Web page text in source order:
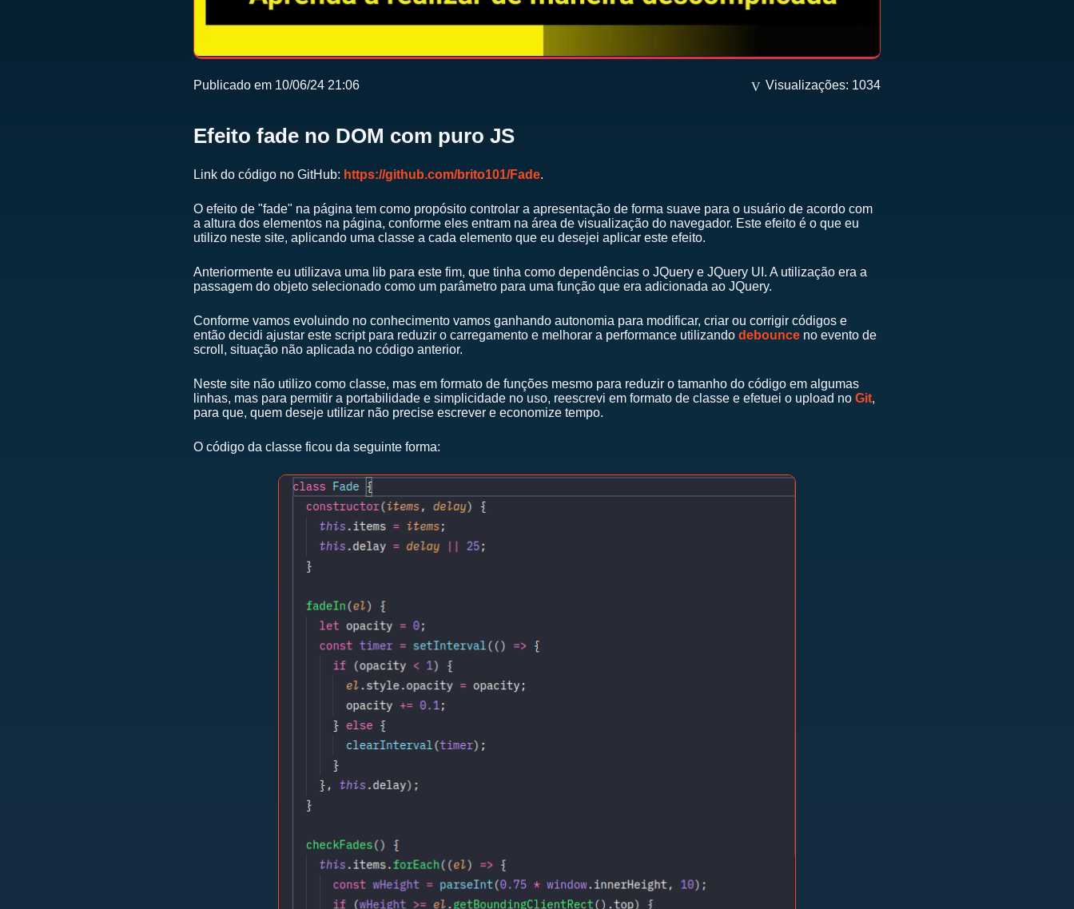
Publicado em 10/06/24 21:06 Visualizações: 1034
Efeito fade no DOM com puro JS
Link do código no GitHub: https://github.com/brito101/Fade.
O efeito de "fade" na página tem como propósito controlar a apresentação de forma suave para o usuário de acordo com
a altura dos elementos na página, conforme eles entram na área de visualização do navegador. Este efeito é o que eu
utilizo neste site, aplicando uma classe a cada elemento que eu desejei aplicar este efeito.
Anteriormente eu utilizava uma lib para este fim, que tinha como dependências o JQuery e JQuery UI. A utilização era a
passagem do objeto selecionado como um parâmetro para uma função que era adicionada ao JQuery.
Conforme vamos evoluindo no conhecimento vamos ganhando autonomia para modificar, criar ou corrigir códigos e
então decidi ajustar este script para reduzir o carregamento e melhorar a performance utilizando debounce no evento de
scroll, situação não aplicada no código anterior.
Neste site não utilizo como classe, mas em formato de funções mesmo para reduzir o tamanho do código em algumas
linhas, mas para permitir a portabilidade e simplicidade no uso, reescrevi em formato de classe e efetuei o upload no Git,
para que, quem deseje utilizar não precise escrever e economize tempo.
O código da classe ficou da seguinte forma: